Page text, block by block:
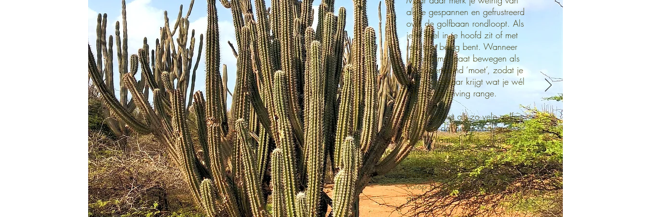
als je gespannen en gefrustreerd
over de golfbaan rondloopt. Als
je te veel in je hoofd zit of met
resultaat bezig bent. Wanneer
je verkrampt gaat bewegen als
het zogenaamd ‘moet’, zodat je
niet voor elkaar krijgt wat je wél
lukt op de driving range.
Ben je er, net als zo vele golfers,
moe van dat het te vaak zo
gaat? Waarschijnlijk verlang je
ernaar om ‘gewoon’ lekker
ontspannen en met plezier te
kunnen spelen, zodat je echt
volop kunt genieten van je rondje
golf.